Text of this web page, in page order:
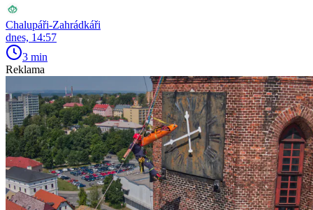
Chalupáři-Zahrádkáři
dnes, 14:57
3 min
Reklama